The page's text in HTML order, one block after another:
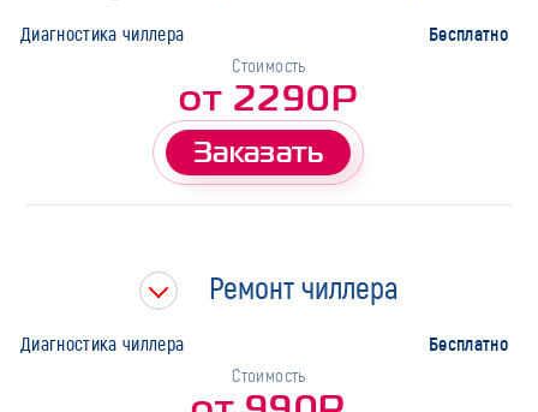
Диагностика чиллера Бесплатно
Стоимость
от 2290Р
Заказать
Ремонт чиллера
Диагностика чиллера Бесплатно
Стоимость